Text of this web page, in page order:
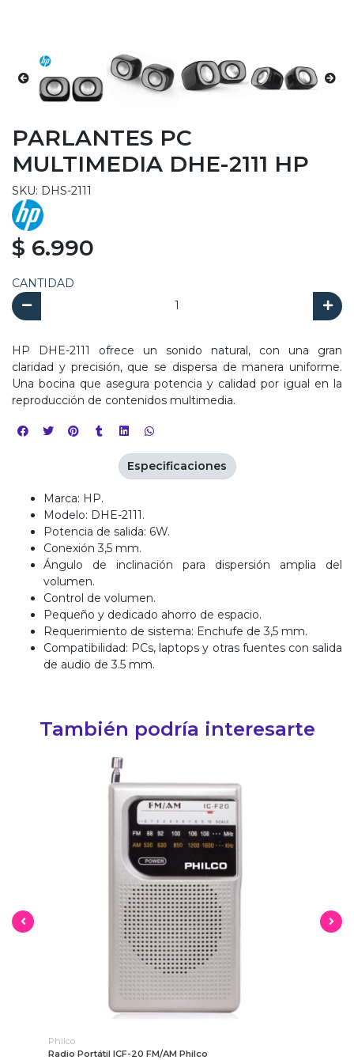
PARLANTES PC
MULTIMEDIA DHE-2111 HP
SKU: DHS-2111
$ 6.990
CANTIDAD
HP DHE-2111 ofrece un sonido natural, con una gran
claridad y precisión, que se dispersa de manera uniforme.
Una bocina que asegura potencia y calidad por igual en la
reproducción de contenidos multimedia.
Marca: HP.
Modelo: DHE-2111.
Potencia de salida: 6W.
Conexión 3,5 mm.
Ángulo de inclinación para dispersión amplia del
volumen.
Control de volumen.
Pequeño y dedicado ahorro de espacio.
Requerimiento de sistema: Enchufe de 3,5 mm.
Compatibilidad: PCs, laptops y otras fuentes con salida
de audio de 3.5 mm.
Especificaciones
También podría interesarte
Philco
Radio Portátil ICF-20 FM/AM Philco